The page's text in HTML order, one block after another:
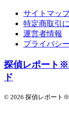
サイトマッ
特定商取引
運営者情報
プライバシ
探偵レポート※
ド
© 2026 探偵レポート